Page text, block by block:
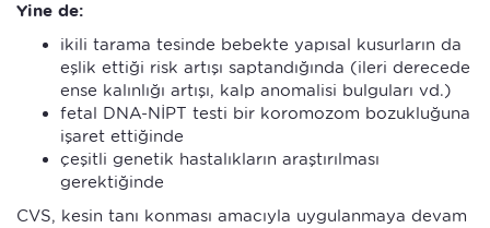
Yine de:
ikili tarama tesinde bebekte yapısal kusurların da
eşlik ettiği risk artışı saptandığında (ileri derecede
ense kalınlığı artışı, kalp anomalisi bulguları vd.)
fetal DNA-NİPT testi bir koromozom bozukluğuna
işaret ettiğinde
çeşitli genetik hastalıkların araştırılması
gerektiğinde
CVS, kesin tanı konması amacıyla uygulanmaya devam